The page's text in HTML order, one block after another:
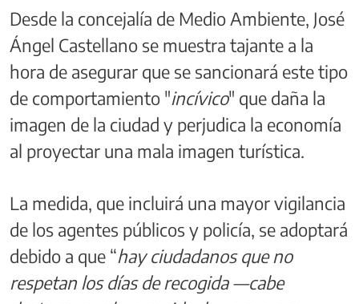
Desde la concejalía de Medio Ambiente, José
Ángel Castellano se muestra tajante a la
hora de asegurar que se sancionará este tipo
de comportamiento "incívico" que daña la
imagen de la ciudad y perjudica la economía
al proyectar una mala imagen turística.
La medida, que incluirá una mayor vigilancia
de los agentes públicos y policía, se adoptará
debido a que “hay ciudadanos que no
respetan los días de recogida —cabe